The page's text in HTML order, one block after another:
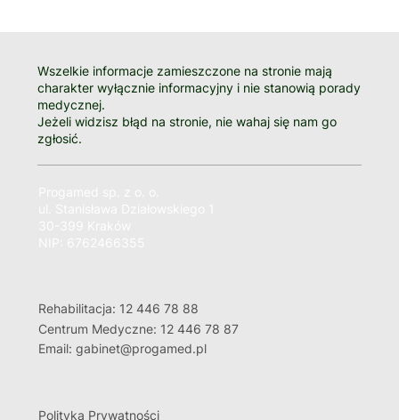
Wszelkie informacje zamieszczone na stronie mają
charakter wyłącznie informacyjny i nie stanowią porady
medycznej.
Jeżeli widzisz błąd na stronie, nie wahaj się nam go
zgłosić.
Rehabilitacja: 12 446 78 88
Centrum Medyczne: 12 446 78 87
Email: gabinet@progamed.pl
Polityka Prywatności